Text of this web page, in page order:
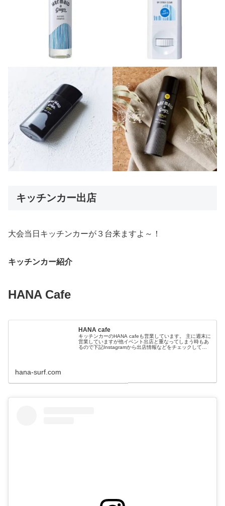
キッチンカー出店
大会当日キッチンカーが３台来ますよ～！
キッチンカー紹介
HANA Cafe
HANA cafe
キッチンカーのHANA cafeも営業しています。 主に週末に
営業していますが他イベント出店と重なってしまう時もあ
るので下記Instagramから出店情報などをチェックして頂